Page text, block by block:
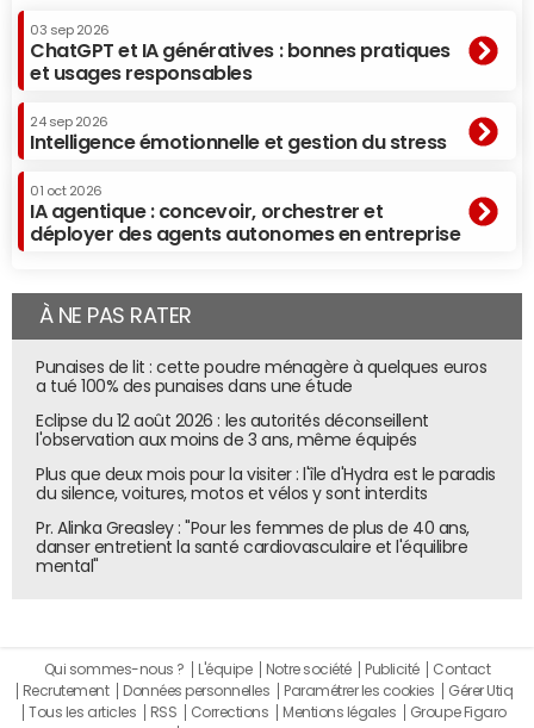
03 sep 2026
ChatGPT et IA génératives : bonnes pratiques
et usages responsables
24 sep 2026
Intelligence émotionnelle et gestion du stress
01 oct 2026
IA agentique : concevoir, orchestrer et
déployer des agents autonomes en entreprise
À NE PAS RATER
Punaises de lit : cette poudre ménagère à quelques euros
a tué 100% des punaises dans une étude
Eclipse du 12 août 2026 : les autorités déconseillent
l'observation aux moins de 3 ans, même équipés
Plus que deux mois pour la visiter : l'île d'Hydra est le paradis
du silence, voitures, motos et vélos y sont interdits
Pr. Alinka Greasley : "Pour les femmes de plus de 40 ans,
danser entretient la santé cardiovasculaire et l'équilibre
mental"
Qui sommes-nous ? L'équipe Notre société Publicité
Contact
Recrutement
Données personnelles Paramétrer les cookies
Gérer Utiq
Tous les articles
RSS Corrections Mentions légales
Groupe Figaro